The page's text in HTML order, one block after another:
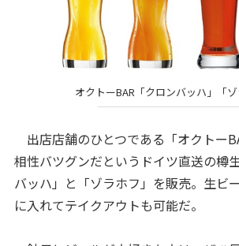
オクトーBAR「クロンバッハ」「ゾ
出店店舗のひとつである「オクトー
相性バツグンだというドイツ直送の樽
バッハ」と「ゾラホフ」を販売。生ビ
に入れてテイクアウトも可能だ。